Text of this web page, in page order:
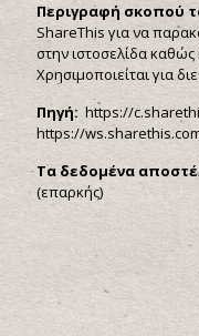
Περιγραφή σκοπού
ShareThis για να
στην ιστοσελίδα καθώς
Χρησιμοποιείται για
Πηγή: https://
https://
Τα δεδομένα
(επαρκής)